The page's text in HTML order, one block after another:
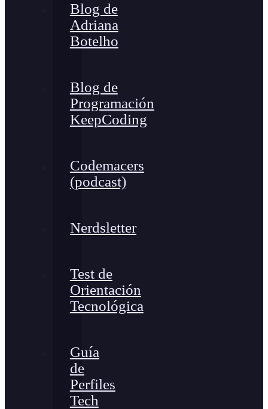
Blog de
Adriana
Botelho
Blog de
Programación
KeepCoding
Codemacers
(podcast)
Nerdsletter
Test de
Orientación
Tecnológica
Guía
de
Perfiles
Tech